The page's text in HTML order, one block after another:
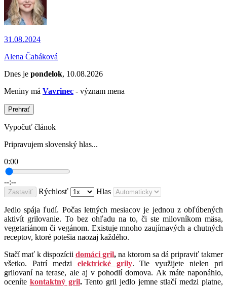
31.08.2024
Alena Čabáková
Dnes je pondelok, 10.08.2026
Meniny má Vavrinec - význam mena
Prehrať
Vypočuť článok
Pripravujem slovenský hlas...
0:00
--:--
Zastaviť Rýchlosť Hlas
Jedlo spája ľudí. Počas letných mesiacov je jednou z obľúbených
aktivít grilovanie. To bez ohľadu na to, či ste milovníkom mäsa,
vegetariánom či vegánom. Existuje mnoho zaujímavých a chutných
receptov, ktoré potešia naozaj každého.
Stačí mať k dispozícii domáci gril, na ktorom sa dá pripraviť takmer
všetko. Patrí medzi elektrické grily. Tie využijete nielen pri
grilovaní na terase, ale aj v pohodlí domova. Ak máte naponáhlo,
oceníte kontaktný gril.Tento gril jedlo jemne stlačí medzi platne,